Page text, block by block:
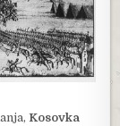
Kosovka